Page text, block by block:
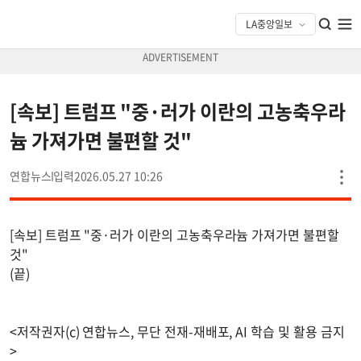
[속보] 트럼프 "중·러가 이란의 고농축우라
늄 가져가면 불편할 것"
연합뉴스 2026.05.27 10:26
[속보] 트럼프 "중·러가 이란의 고농축우라늄 가져가면 불편할
것"
(끝)
<저작권자(c) 연합뉴스, 무단 전재-재배포, AI 학습 및 활용 금지
>